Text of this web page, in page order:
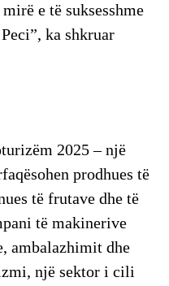
e të suksesshme
ka shkruar
2025 – një
prodhues të
të frutave dhe të
të makinerive
ambalazhimit dhe
një sektor i cili